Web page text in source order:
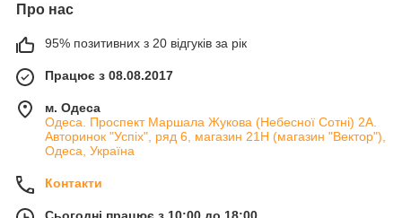
Про нас
95% позитивних з 20 відгуків за рік
Працює з 08.08.2017
м. Одеса
Одеса. Проспект Маршала Жукова (Небесної Сотні) 2А.
Авторинок "Успіх", ряд 6, магазин 21Н (магазин "Вектор"),
Одеса, Україна
Контакти